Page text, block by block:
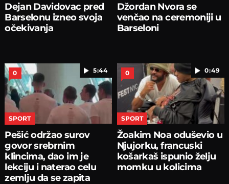
Dejan Davidovac pred
Barselonu izneo svoja
očekivanja
Džordan Nvora se
venčao na ceremoniji u
Barseloni
5:44
0
SPORT
Pešić održao surov
govor srebrnim
klincima, dao im je
lekciju i naterao celu
zemlju da se zapita
0:49
0
SPORT
Žoakim Noa oduševio u
Njujorku, francuski
košarkaš ispunio želju
momku u kolicima